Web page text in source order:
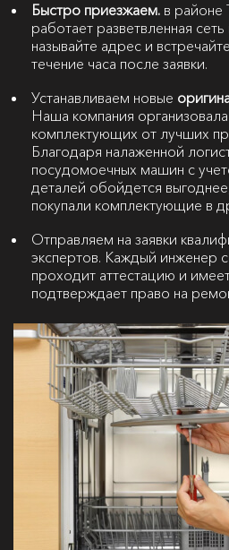
Быстро приезжаем. в районе
работает разветвленная
называйте адрес и
течение часа после заявки.
Устанавливаем новые
Наша компания
комплектующих от лучших
Благодаря налаженной
посудомоечных машин с
деталей обойдется
покупали комплектующие в
Отправляем на заявки
экспертов. Каждый инженер
проходит аттестацию и
подтверждает право на